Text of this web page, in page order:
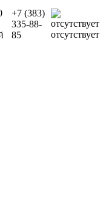
+7 (383)
335-88-
85
отсутствует